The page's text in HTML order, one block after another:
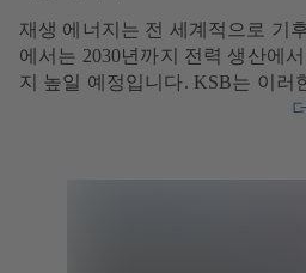
재생 에너지는 전 세계적으로 기
에서는 2030년까지 전력 생산에
지 높일 예정입니다. KSB는 이러
더